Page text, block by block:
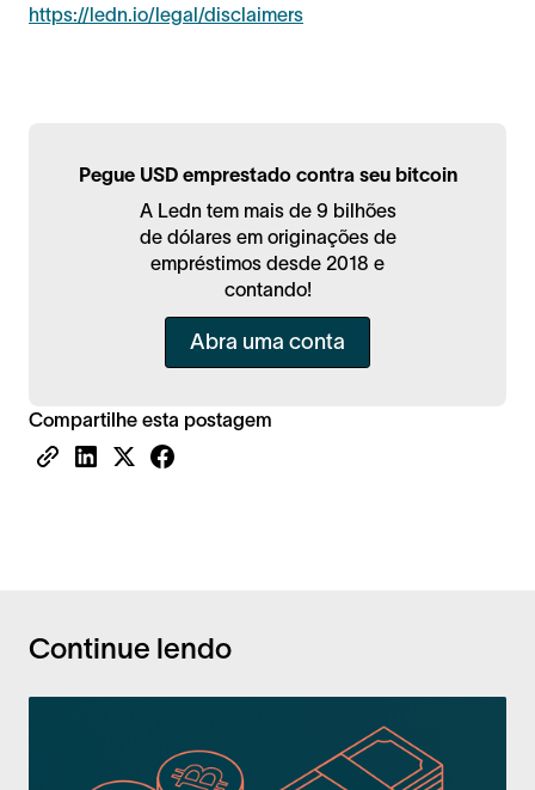
Pegue USD emprestado contra seu bitcoin
A Ledn tem mais de 9 bilhões
de dólares em originações de
empréstimos desde 2018 e
contando!
Abra uma conta
Compartilhe esta postagem
https://ledn.io/legal/disclaimers
Continue lendo